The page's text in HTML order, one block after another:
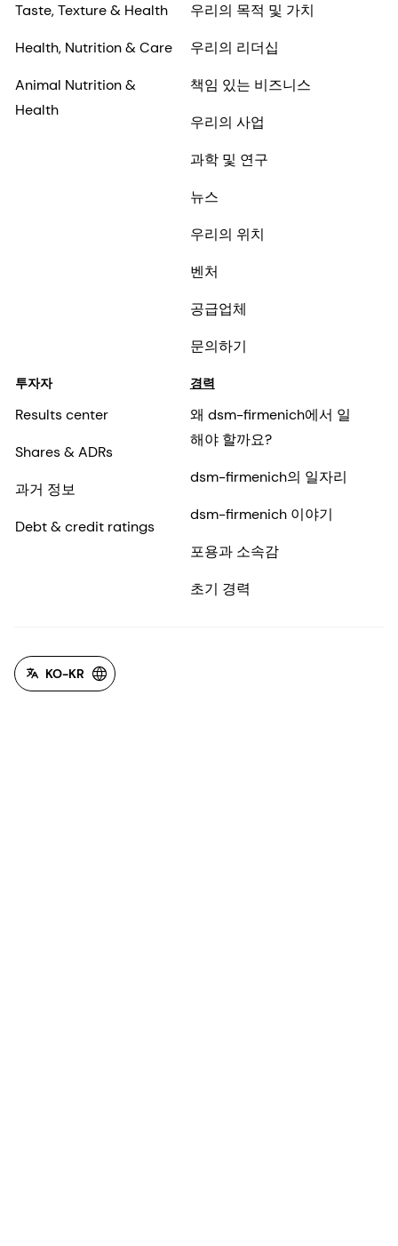
이 페이지는 AI를 사용하여 자동 번역되었습니다. 정
확성을 목표로 하지만, 번역이 완벽하지 않거나 원본
내용을 잘못 해석할 수 있습니다. 중요한 정보는 원
본 언어 버전을 참조해 주시기 바랍니다. AI 번역은
DSM‑Firmenich는 이러한 번역으로 인해 발생하는
다시 표시하지 않기
Taste, Texture & Health
Health, Nutrition & Care
Animal Nutrition &
Health
우리의 목적 및 가치
우리의 리더십
책임 있는 비즈니스
우리의 사업
과학 및 연구
뉴스
우리의 위치
벤처
공급업체
문의하기
투자자
Results center
Shares & ADRs
과거 정보
Debt & credit ratings
경력
왜 dsm-firmenich에서 일
해야 할까요?
dsm-firmenich의 일자리
dsm-firmenich 이야기
포용과 소속감
초기 경력
KO-KR